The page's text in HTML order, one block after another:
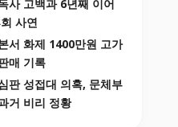
사 고백과 6년째 이어
사연
서 화제 1400만원 고가
매 기록
판 성접대 의혹, 문체부
거 비리 정황